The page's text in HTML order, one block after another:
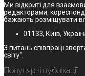
Ми відкриті для
редакторами,
бажають розміщувати
01133, Київ,
З питань співпраці
світу".
Популярні публікації